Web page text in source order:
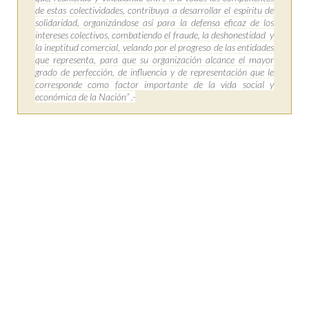
de estas colectividades, contribuya a desarrollar el espíritu de
solidaridad, organizándose así para la defensa eficaz de los
intereses colectivos, combatiendo el fraude, la deshonestidad y
la ineptitud comercial, velando por el progreso de las entidades
que representa, para que su organización alcance el mayor
grado de perfección, de influencia y de representación que le
corresponde como factor importante de la vida social y
económica de la Nación” .-